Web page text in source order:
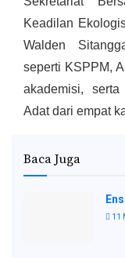
Keadilan
Walden
seperti KSPPM,
akademisi,
Adat dari empat
Baca Juga
11